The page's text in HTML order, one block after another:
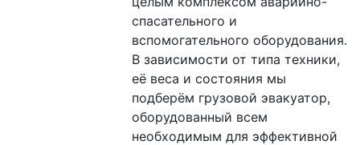
спасательного и
вспомогательного оборудования.
В зависимости от типа техники,
её веса и состояния мы
подберём грузовой эвакуатор,
оборудованный всем
необходимым для эффективной